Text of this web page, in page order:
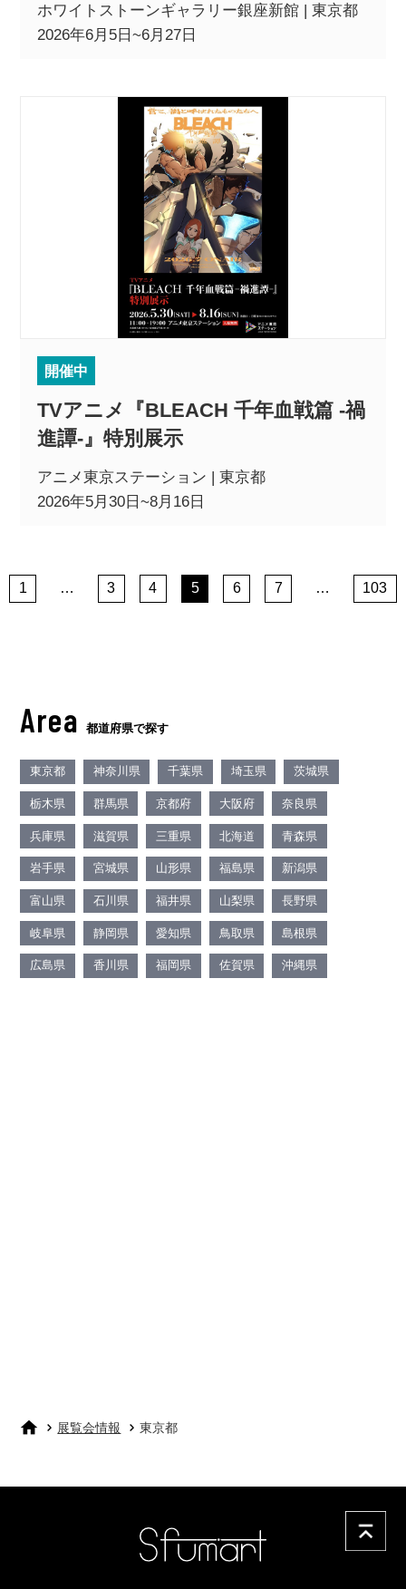
ホワイトストーンギャラリー銀座新館 | 東京都
2026年6月5日~6月27日
開催中
TVアニメ『BLEACH 千年血戦篇 ‐禍
進譚-』特別展示
アニメ東京ステーション | 東京都
2026年5月30日~8月16日
1 … 3 4 5 6 7 … 103
Area 都道府県で探す
東京都 神奈川県 千葉県 埼玉県 茨城県
栃木県 群馬県 京都府 大阪府 奈良県
兵庫県 滋賀県 三重県 北海道 青森県
岩手県 宮城県 山形県 福島県 新潟県
富山県 石川県 福井県 山梨県 長野県
岐阜県 静岡県 愛知県 鳥取県 島根県
広島県 香川県 福岡県 佐賀県 沖縄県
展覧会情報 東京都